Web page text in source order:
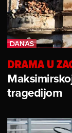
DRAMA U
tragedijom